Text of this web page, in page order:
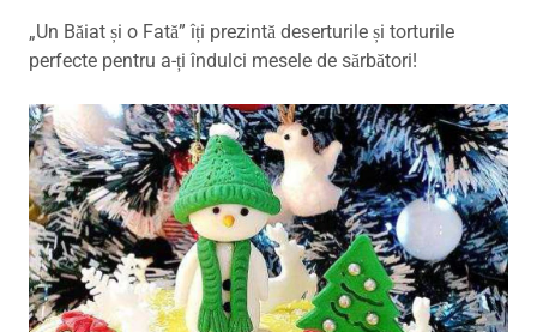
„Un Băiat și o Fată” îți prezintă deserturile și torturile
perfecte pentru a-ți îndulci mesele de sărbători!